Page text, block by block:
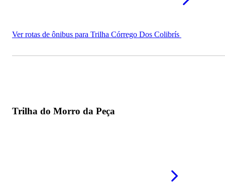
Ver rotas de ônibus para Trilha Córrego Dos Colibrís
Trilha do Morro da Peça